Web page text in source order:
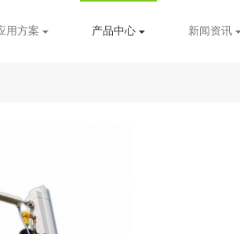
用方案 产品中心 新闻资讯